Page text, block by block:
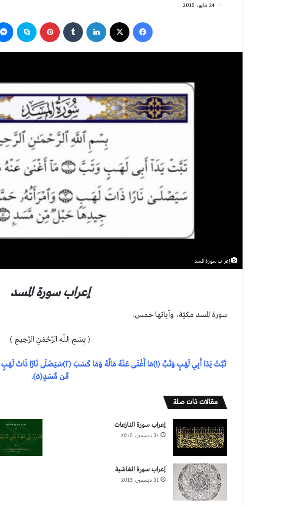
24 مايو، 2015
فيسبوك لينكدإن بينتيريست سكايب
إعراب سورة المسد
إعراب سورة المسد
سورة المسد مكيّة، وآياتها خمس.
﴿ بِسْمِ اللّهِ الرَّحْمَنِ الرَّحِيمِ ﴾
مِّن مَّسَدٍ﴿٥﴾.
مقالات ذات صلة
إعراب سورة النازعات
31 ديسمبر، 2016
إعراب سورة الغاشية
31 ديسمبر، 2015